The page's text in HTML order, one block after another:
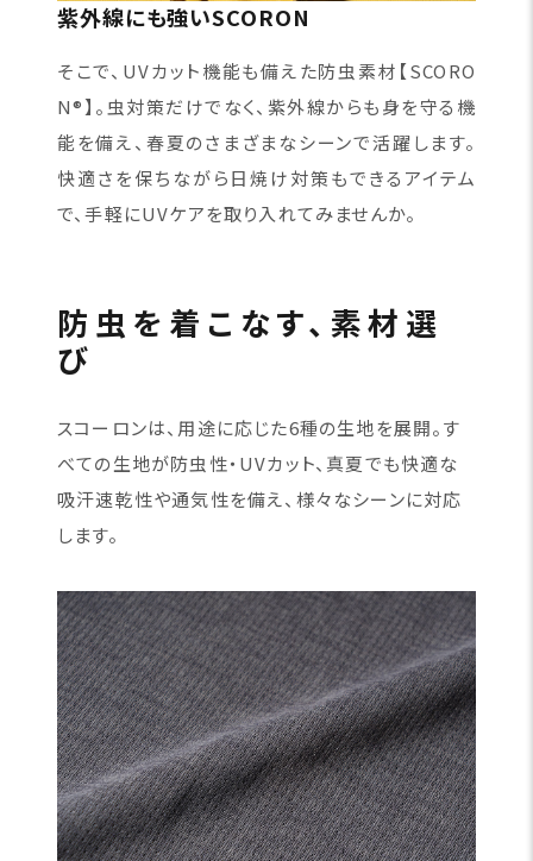
紫外線にも強いSCORON
そこで、UVカット機能も備えた防虫素材【SCORO
N®】。虫対策だけでなく、紫外線からも身を守る機
能を備え、春夏のさまざまなシーンで活躍します。
快適さを保ちながら日焼け対策もできるアイテム
で、手軽にUVケアを取り入れてみませんか。
防虫を着こなす、素材選
び
スコーロンは、用途に応じた6種の生地を展開。す
べての生地が防虫性・UVカット、真夏でも快適な
吸汗速乾性や通気性を備え、様々なシーンに対応
します。